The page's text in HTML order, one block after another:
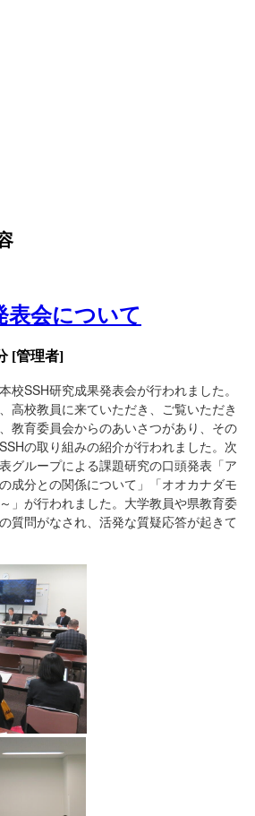
表会について
[管理者]
SSH研究成果発表会が行われました。
高校教員に来ていただき、ご覧いただき
教育委員会からのあいさつがあり、その
の取り組みの紹介が行われました。次
グループによる課題研究の口頭発表「ア
成分との関係について」「オオカナダモ
」が行われました。大学教員や県教育委
質問がなされ、活発な質疑応答が起きて